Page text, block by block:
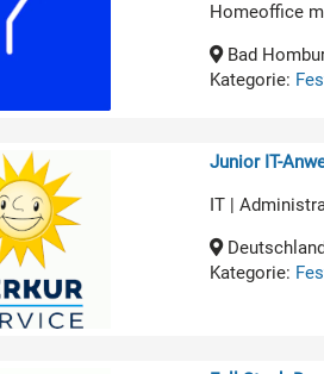
Homeoffice
Bad
Kategorie:
Junior IT-
IT |
Kategorie: